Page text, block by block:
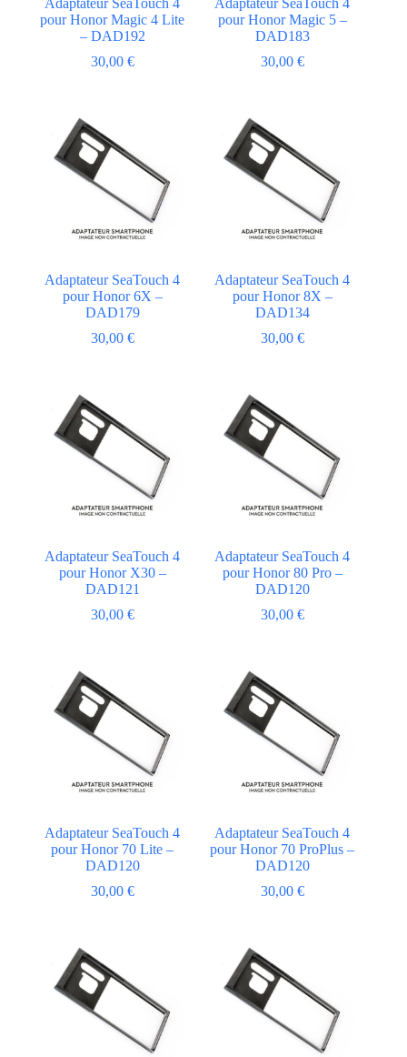
Adaptateur SeaTouch 4
pour Honor Magic 4 Lite
– DAD192
30,00 €
Adaptateur SeaTouch 4
pour Honor Magic 5 –
DAD183
30,00 €
Adaptateur SeaTouch 4
pour Honor 6X –
DAD179
30,00 €
Adaptateur SeaTouch 4
pour Honor 8X –
DAD134
30,00 €
Adaptateur SeaTouch 4
pour Honor X30 –
DAD121
30,00 €
Adaptateur SeaTouch 4
pour Honor 80 Pro –
DAD120
30,00 €
Adaptateur SeaTouch 4
pour Honor 70 Lite –
DAD120
30,00 €
Adaptateur SeaTouch 4
pour Honor 70 ProPlus –
DAD120
30,00 €